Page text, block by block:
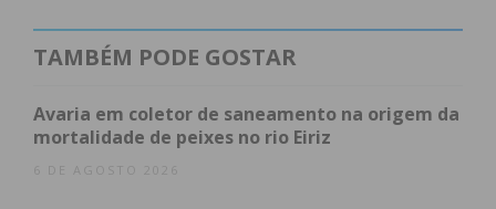
TAMBÉM PODE GOSTAR
Avaria em coletor de saneamento na origem da
mortalidade de peixes no rio Eiriz
6 DE AGOSTO 2026